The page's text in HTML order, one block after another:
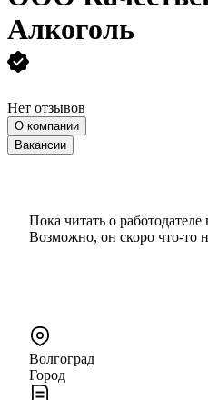
Алкоголь
Нет отзывов
О компании
Вакансии
Пока читать о работодателе
Возможно, он скоро что‑то
Волгоград
Город